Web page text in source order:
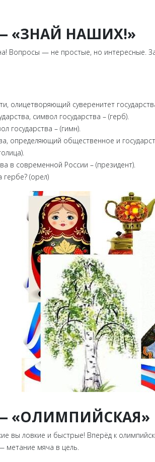
«ЗНАЙ НАШИХ!»
Вопросы — не простые, но интересные.
олицетворяющий суверенитет
символ государства – (герб).
государства – (гимн).
определяющий общественное и
в современной России – (президент).
гербе? (орел)
«ОЛИМПИЙСКАЯ»
вы ловкие и быстрые! Вперёд к
метание мяча в цель.